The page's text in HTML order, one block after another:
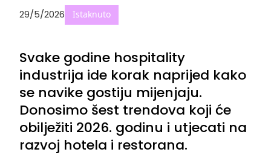
29/5/2026 Istaknuto
Svake godine hospitality
industrija ide korak naprijed kako
se navike gostiju mijenjaju.
Donosimo šest trendova koji će
obilježiti 2026. godinu i utjecati na
razvoj hotela i restorana.